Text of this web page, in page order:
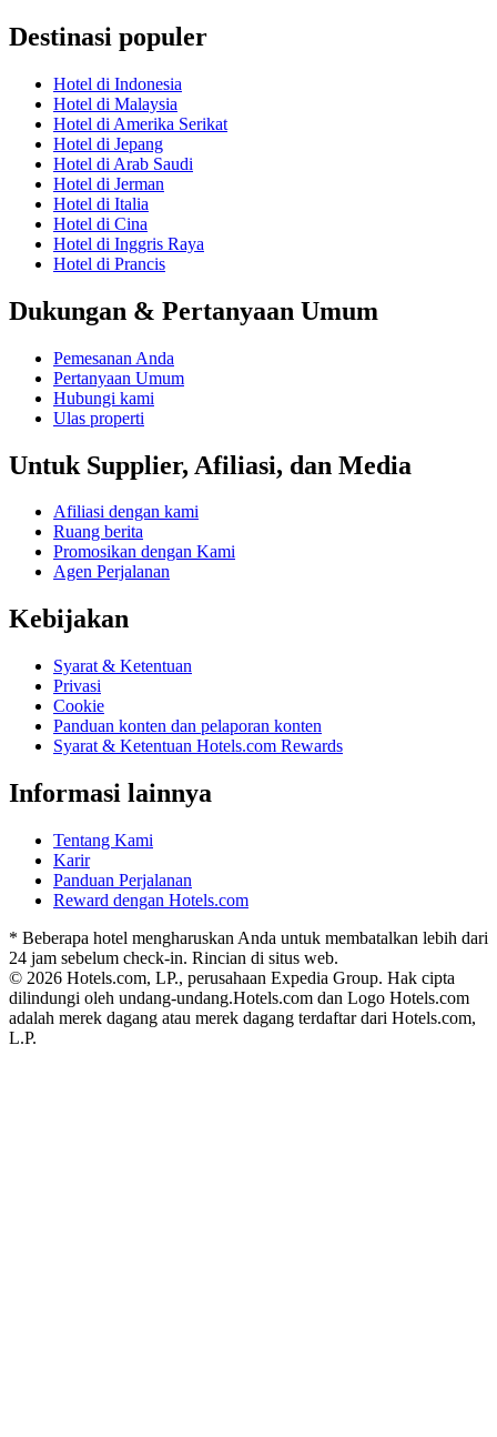
Destinasi populer
Hotel di Indonesia
Hotel di Malaysia
Hotel di Amerika Serikat
Hotel di Jepang
Hotel di Arab Saudi
Hotel di Jerman
Hotel di Italia
Hotel di Cina
Hotel di Inggris Raya
Hotel di Prancis
Dukungan & Pertanyaan Umum
Pemesanan Anda
Pertanyaan Umum
Hubungi kami
Ulas properti
Untuk Supplier, Afiliasi, dan Media
Afiliasi dengan kami
Ruang berita
Promosikan dengan Kami
Agen Perjalanan
Kebijakan
Syarat & Ketentuan
Privasi
Cookie
Panduan konten dan pelaporan konten
Syarat & Ketentuan Hotels.com Rewards
Informasi lainnya
Tentang Kami
Karir
Panduan Perjalanan
Reward dengan Hotels.com
* Beberapa hotel mengharuskan Anda untuk membatalkan lebih dari
24 jam sebelum check-in. Rincian di situs web.
© 2026 Hotels.com, LP., perusahaan Expedia Group. Hak cipta
dilindungi oleh undang-undang.Hotels.com dan Logo Hotels.com
adalah merek dagang atau merek dagang terdaftar dari Hotels.com,
L.P.